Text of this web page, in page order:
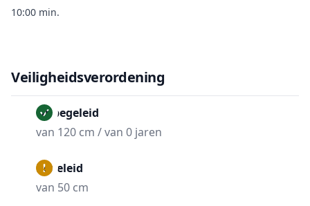
10:00 min.
Veiligheidsverordening
Onbegeleid
van 120 cm / van 0 jaren
Begeleid
van 50 cm